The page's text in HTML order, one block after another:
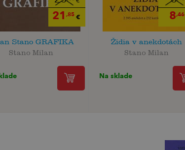
21 ,85 €
Stano GRAFIKA
Stano Milan
8,46
Židia v anekdotách
Stano Milan
Na sklade